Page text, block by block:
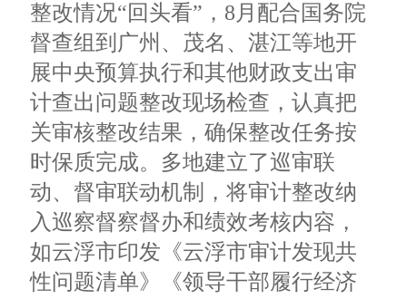
整改情况“回头看”，8月配合国务院
督查组到广州、茂名、湛江等地开
展中央预算执行和其他财政支出审
计查出问题整改现场检查，认真把
关审核整改结果，确保整改任务按
时保质完成。多地建立了巡审联
动、督审联动机制，将审计整改纳
入巡察督察督办和绩效考核内容，
如云浮市印发《云浮市审计发现共
性问题清单》《领导干部履行经济